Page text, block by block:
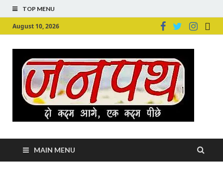
TOP MENU
August 10, 2026
MAIN MENU